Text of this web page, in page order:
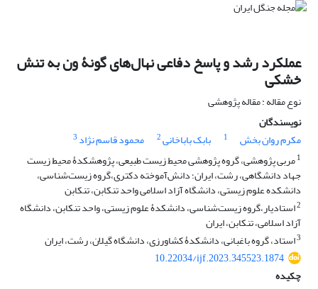
عملکرد رشد و پاسخ دفاعی نهال‌های گونۀ ون به تنش
خشکی
نوع مقاله : مقاله پژوهشی
نویسندگان
مکرم روان بخش
1 بابک باباخانی2 محمود قاسم نژاد 3
1مربی پژوهشی، گروه پژوهشی محیط زیست طبیعی، پژوهشکدۀ محیط زیست
جهاد دانشگاهی، رشت، ایران؛ دانش‌آموخته دکتری،گروه زیست‌شناسی،
دانشکده علوم زیستی، دانشگاه آزاد اسلامی واحد تنکابن، تنکابن
2استادیار،گروه زیست‌شناسی، دانشکدۀ علوم زیستی، واحد تنکابن، دانشگاه
آزاد اسلامی، تنکابن، ایران
3استاد، گروه باغبانی، دانشکدۀ کشاورزی، دانشگاه گیلان، رشت، ایران
10.22034/ijf.2023.345523.1874
چکیده